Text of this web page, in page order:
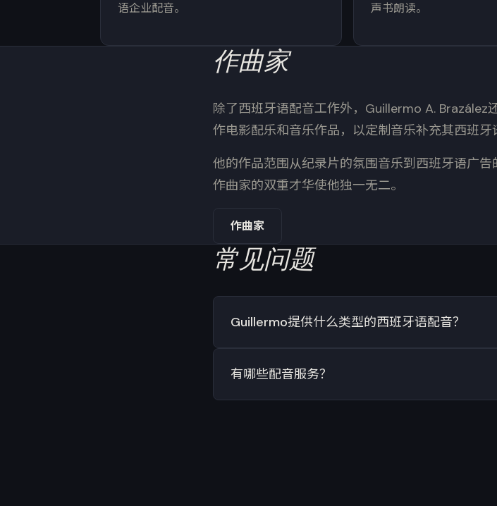
语企业配音。
声书朗读。
作曲家
除了西班牙语配音工作外，Guillermo A. Brazález
作电影配乐和音乐作品，以定制音乐补充其西班牙
他的作品范围从纪录片的氛围音乐到西班牙语广
作曲家的双重才华使他独一无二。
作曲家
常见问题
Guillermo提供什么类型的西班牙语配音？
有哪些配音服务？